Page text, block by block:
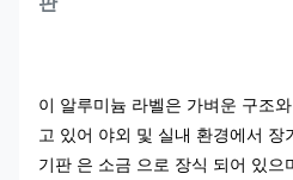
이 알루미늄 라벨은 가벼운 구조
고 있어 야외 및 실내 환경에서 장
기판 은 소금 으로 장식 되어 있으